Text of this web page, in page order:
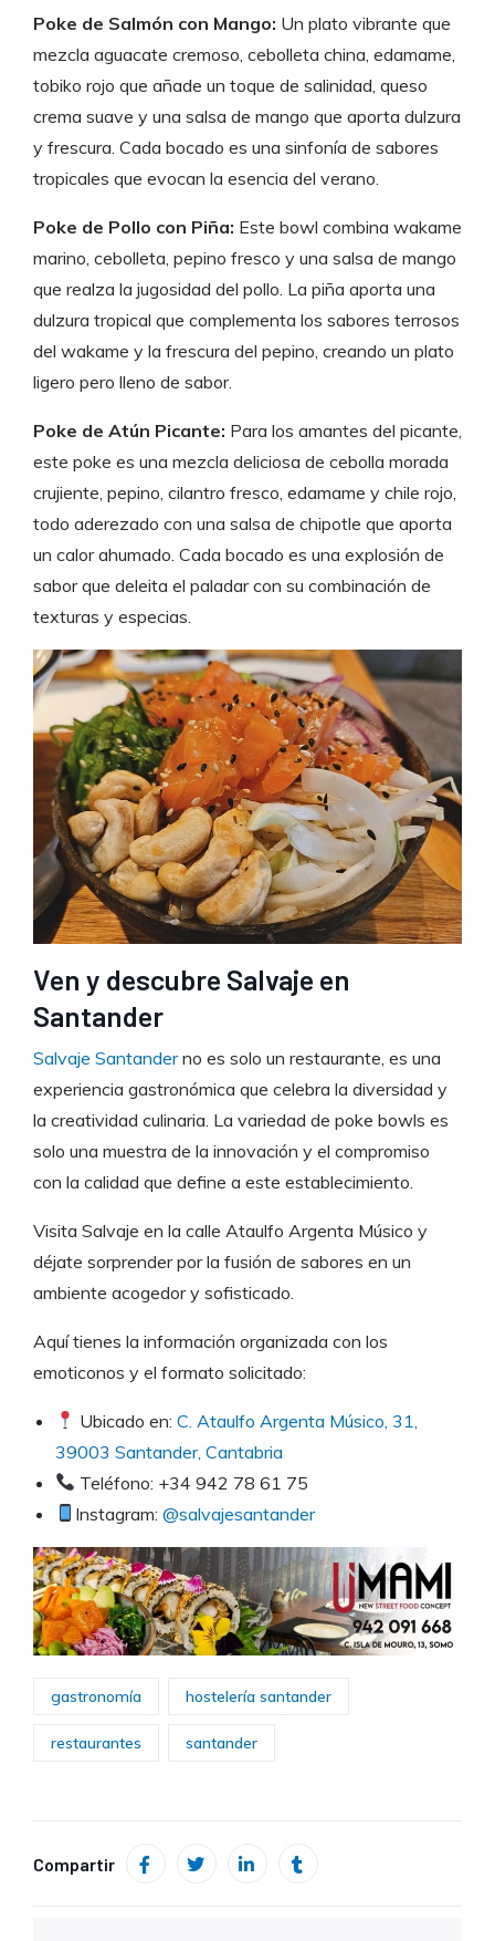
Poke de Salmón con Mango: Un plato vibrante que
mezcla aguacate cremoso, cebolleta china, edamame,
tobiko rojo que añade un toque de salinidad, queso
crema suave y una salsa de mango que aporta dulzura
y frescura. Cada bocado es una sinfonía de sabores
tropicales que evocan la esencia del verano.
Poke de Pollo con Piña: Este bowl combina wakame
marino, cebolleta, pepino fresco y una salsa de mango
que realza la jugosidad del pollo. La piña aporta una
dulzura tropical que complementa los sabores terrosos
del wakame y la frescura del pepino, creando un plato
ligero pero lleno de sabor.
Poke de Atún Picante: Para los amantes del picante,
este poke es una mezcla deliciosa de cebolla morada
crujiente, pepino, cilantro fresco, edamame y chile rojo,
todo aderezado con una salsa de chipotle que aporta
un calor ahumado. Cada bocado es una explosión de
sabor que deleita el paladar con su combinación de
texturas y especias.
Ven y descubre Salvaje en
Santander
Salvaje Santanderno es solo un restaurante, es una
experiencia gastronómica que celebra la diversidad y
la creatividad culinaria. La variedad de poke bowls es
solo una muestra de la innovación y el compromiso
con la calidad que define a este establecimiento.
Visita Salvaje en la calle Ataulfo Argenta Músico y
déjate sorprender por la fusión de sabores en un
ambiente acogedor y sofisticado.
Aquí tienes la información organizada con los
emoticonos y el formato solicitado:
Ubicado en:C. Ataulfo Argenta Músico, 31,
39003 Santander, Cantabria
Teléfono: +34 942 78 61 75
Instagram:@salvajesantander
gastronomía hostelería santander
restaurantes santander
Compartir